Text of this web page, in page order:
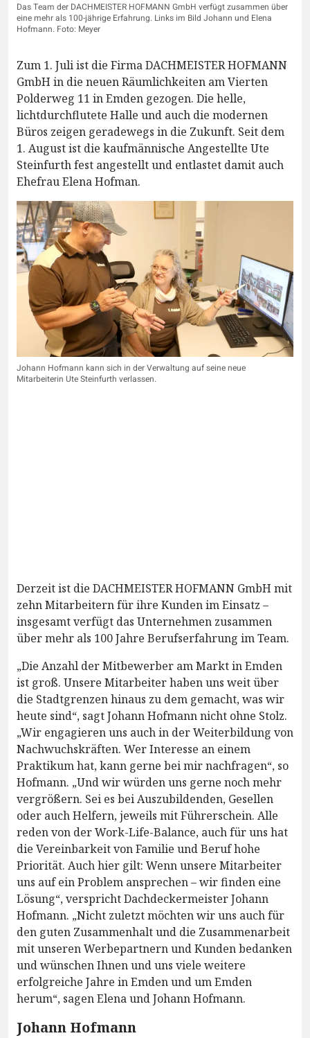
Das Team der DACHMEISTER HOFMANN GmbH verfügt zusammen über
eine mehr als 100-jährige Erfahrung. Links im Bild Johann und Elena
Hofmann. Foto: Meyer
Zum 1. Juli ist die Firma DACHMEISTER HOFMANN
GmbH in die neuen Räumlichkeiten am Vierten
Polderweg 11 in Emden gezogen. Die helle,
lichtdurchflutete Halle und auch die modernen
Büros zeigen geradewegs in die Zukunft. Seit dem
1. August ist die kaufmännische Angestellte Ute
Steinfurth fest angestellt und entlastet damit auch
Ehefrau Elena Hofman.
Johann Hofmann kann sich in der Verwaltung auf seine neue
Mitarbeiterin Ute Steinfurth verlassen.
Derzeit ist die DACHMEISTER HOFMANN GmbH mit
zehn Mitarbeitern für ihre Kunden im Einsatz –
insgesamt verfügt das Unternehmen zusammen
über mehr als 100 Jahre Berufserfahrung im Team.
„Die Anzahl der Mitbewerber am Markt in Emden
ist groß. Unsere Mitarbeiter haben uns weit über
die Stadtgrenzen hinaus zu dem gemacht, was wir
heute sind“, sagt Johann Hofmann nicht ohne Stolz.
„Wir engagieren uns auch in der Weiterbildung von
Nachwuchskräften. Wer Interesse an einem
Praktikum hat, kann gerne bei mir nachfragen“, so
Hofmann. „Und wir würden uns gerne noch mehr
vergrößern. Sei es bei Auszubildenden, Gesellen
oder auch Helfern, jeweils mit Führerschein. Alle
reden von der Work-Life-Balance, auch für uns hat
die Vereinbarkeit von Familie und Beruf hohe
Priorität. Auch hier gilt: Wenn unsere Mitarbeiter
uns auf ein Problem ansprechen – wir finden eine
Lösung“, verspricht Dachdeckermeister Johann
Hofmann. „Nicht zuletzt möchten wir uns auch für
den guten Zusammenhalt und die Zusammenarbeit
mit unseren Werbepartnern und Kunden bedanken
und wünschen Ihnen und uns viele weitere
erfolgreiche Jahre in Emden und um Emden
herum“, sagen Elena und Johann Hofmann.
Johann Hofmann